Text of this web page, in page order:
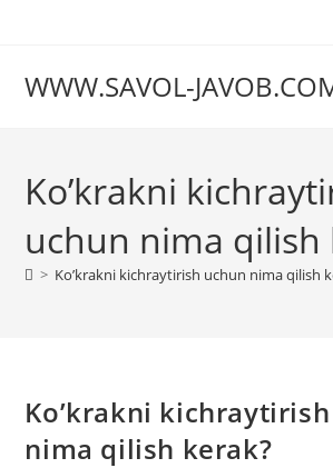
WWW.SAVOL-
Ko’krakni
uchun nima qilish
> Ko’krakni kichraytirish uchun nima qilish
Ko’krakni
nima qilish kerak?